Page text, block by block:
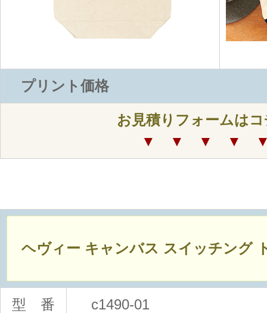
プリント価格
お見積りフォームは
▼ ▼ ▼ ▼
ヘヴィー キャンバス スイッチング
型 番 c1490-01